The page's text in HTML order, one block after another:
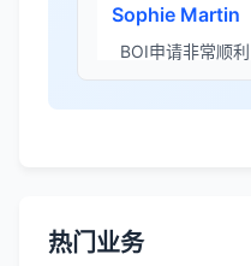
李女士
境外投资备案流
热门业务